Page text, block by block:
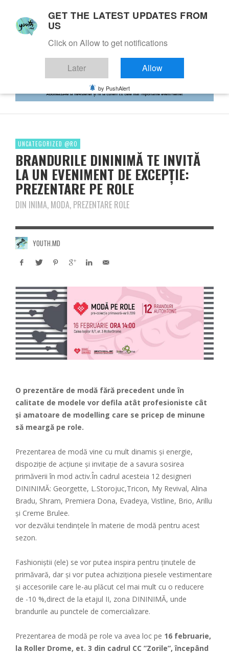
UNCATEGORIZED @RO
BRANDURILE DININIMĂ TE INVITĂ
LA UN EVENIMENT DE EXCEPȚIE:
PREZENTARE PE ROLE
DIN INIMA, MODA, PREZENTARE ROLE
YOUTH.MD
O prezentăre de modă fără precedent unde în
calitate de modele vor defila atât profesioniste cât
și amatoare de modelling care se pricep de minune
să meargă pe role.
Prezentarea de modă vine cu mult dinamis și energie,
dispoziție de acțiune și invitație de a savura sosirea
primăverii în mod activ.În cadrul acesteia 12 designeri
DININIMĂ: Georgette, L.Storojuc,Tricon, My Revival, Alina
Bradu, Shram, Premiera Dona, Evadeya, Vistline, Brio, Arillu
și Creme Brulee.
vor dezvălui tendinţele în materie de modă pentru acest
sezon.
Fashioniștii (ele) se vor putea inspira pentru ţinutele de
primăvară, dar şi vor putea achiziționa piesele vestimentare
şi accesoriile care le-au plăcut cel mai mult cu o reducere
de -10 %,direct de la etajul II, zona DININIMĂ, unde
brandurile au punctele de comercializare.
Prezentarea de modă pe role va avea loc pe 16 februarie,
la Roller Drome, et. 3 din cadrul CC ”Zorile”, începând
GET THE LATEST UPDATES FROM
US
Click on Allow to get notifications
Later Allow
by PushAlert